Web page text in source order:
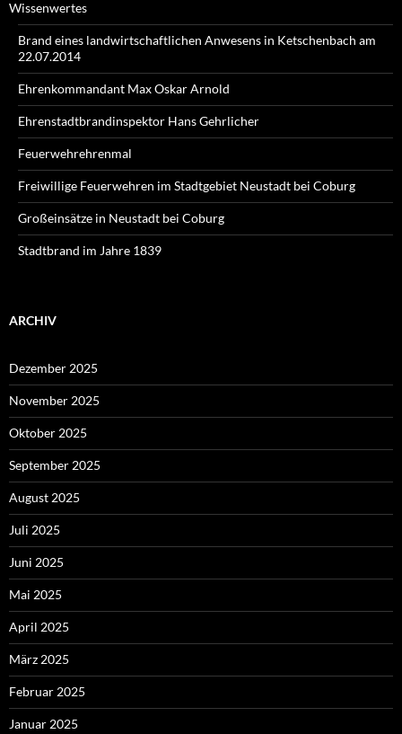
Wissenwertes
Brand eines landwirtschaftlichen Anwesens in Ketschenbach am
22.07.2014
Ehrenkommandant Max Oskar Arnold
Ehrenstadtbrandinspektor Hans Gehrlicher
Feuerwehrehrenmal
Freiwillige Feuerwehren im Stadtgebiet Neustadt bei Coburg
Großeinsätze in Neustadt bei Coburg
Stadtbrand im Jahre 1839
ARCHIV
Dezember 2025
November 2025
Oktober 2025
September 2025
August 2025
Juli 2025
Juni 2025
Mai 2025
April 2025
März 2025
Februar 2025
Januar 2025